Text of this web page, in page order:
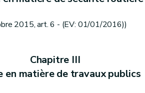
2015, art. 6 - (EV: 01/01/2016))
Chapitre III
en matière de travaux publics